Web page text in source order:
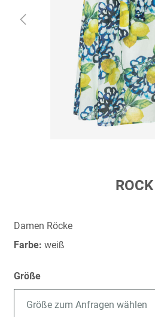
springen
ROCK
Damen Röcke
Farbe: weiß
Größe
Größe zum Anfragen wählen